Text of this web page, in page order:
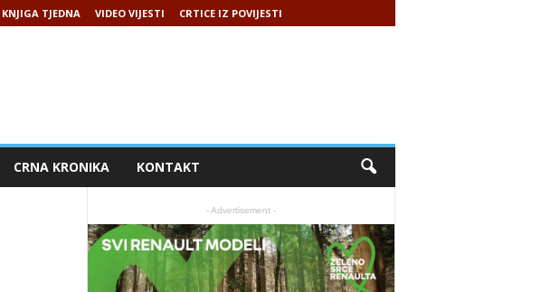
KNJIGA TJEDNA VIDEO VIJESTI CRTICE IZ POVIJESTI
CRNA KRONIKA KONTAKT
- Advertisement -